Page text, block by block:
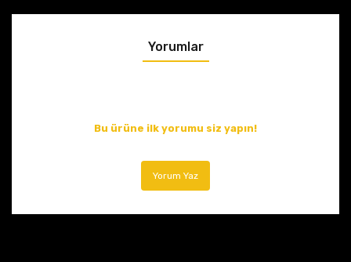
Yorumlar
Bu ürüne ilk yorumu siz yapın!
Yorum Yaz